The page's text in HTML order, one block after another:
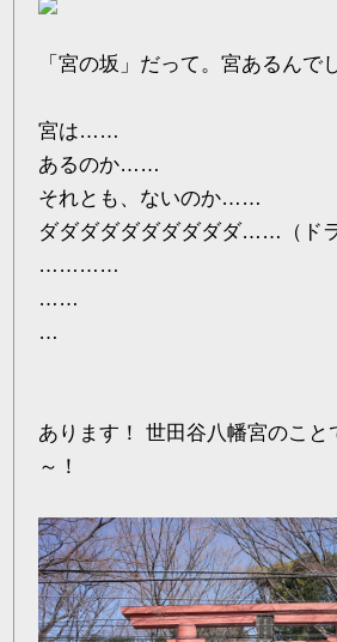
「宮の坂」だって。宮あるんで
宮は……
あるのか……
それとも、ないのか……
ダダダダダダダダダダ……（ドラ
…………
……
…
あります！ 世田谷八幡宮のこと
～！